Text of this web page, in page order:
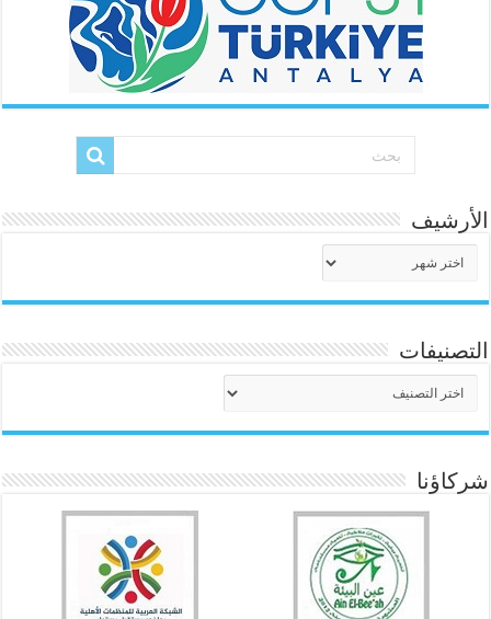
الأرشيف
التصنيفات
شركاؤنا